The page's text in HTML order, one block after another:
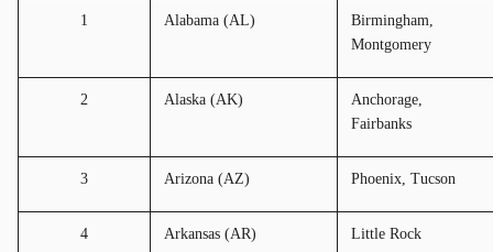
1 Alabama (AL)
Birmingham,
Montgomery
2 Alaska (AK)
Anchorage,
Fairbanks
3 Arizona (AZ) Phoenix, Tucson
4 Arkansas (AR) Little Rock